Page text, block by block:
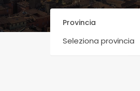
Provincia
Seleziona provincia